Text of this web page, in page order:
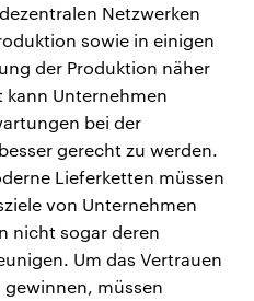
Netzwerken
sowie in einigen
der Produktion näher
kann Unternehmen
bei der
gerecht zu werden.
Lieferketten müssen
von Unternehmen
nicht sogar deren
Um das Vertrauen
müssen